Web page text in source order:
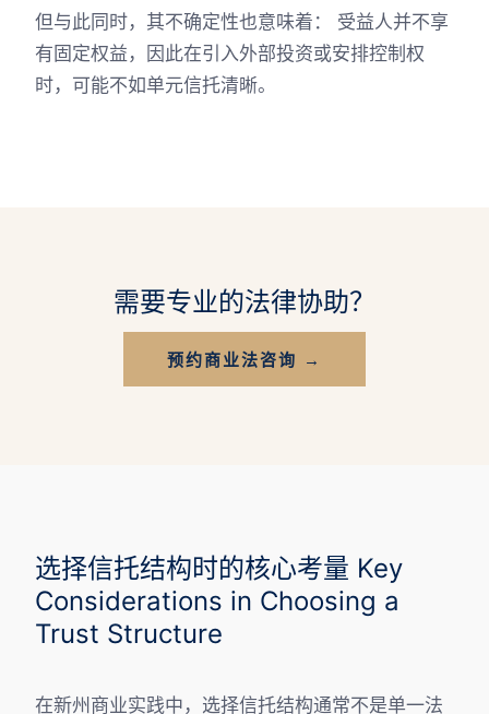
但与此同时，其不确定性也意味着： 受益人并不享
有固定权益，因此在引入外部投资或安排控制权
时，可能不如单元信托清晰。
需要专业的法律协助？
预约商业法咨询 →
选择信托结构时的核心考量 Key
Considerations in Choosing a
Trust Structure
在新州商业实践中，选择信托结构通常不是单一法